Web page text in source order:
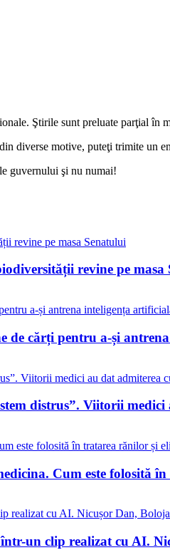
Ştirile sunt preluate parţial în
diverse motive, puteţi trimite un
guvernului şi nu numai!
revine pe masa
de cărți pentru a-și
distrus”. Viitorii
Cum este folosită
într-un clip realizat cu